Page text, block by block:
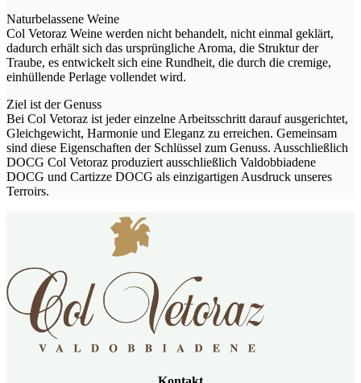
Naturbelassene Weine
Col Vetoraz Weine werden nicht behandelt, nicht einmal geklärt,
dadurch erhält sich das ursprüngliche Aroma, die Struktur der
Traube, es entwickelt sich eine Rundheit, die durch die cremige,
einhüllende Perlage vollendet wird.
Ziel ist der Genuss
Bei Col Vetoraz ist jeder einzelne Arbeitsschritt darauf ausgerichtet,
Gleichgewicht, Harmonie und Eleganz zu erreichen. Gemeinsam
sind diese Eigenschaften der Schlüssel zum Genuss. Ausschließlich
DOCG Col Vetoraz produziert ausschließlich Valdobbiadene
DOCG und Cartizze DOCG als einzigartigen Ausdruck unseres
Terroirs.